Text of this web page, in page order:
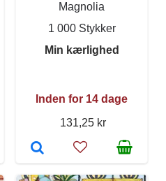
Magnolia
1 000 Stykker
Min kærlighed
Inden for 14 dage
131,25 kr